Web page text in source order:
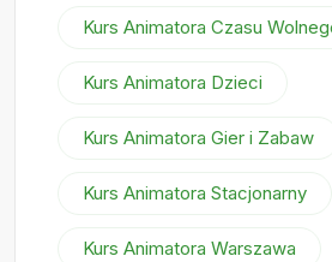
Kurs Animatora Czasu
Kurs Animatora Dzieci
Kurs Animatora Gier i Zabaw
Kurs Animatora Stacjonarny
Kurs Animatora Warszawa